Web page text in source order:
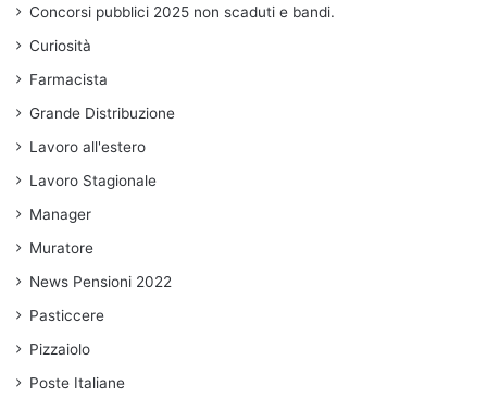
Concorsi pubblici 2025 non scaduti e bandi.
Curiosità
Farmacista
Grande Distribuzione
Lavoro all'estero
Lavoro Stagionale
Manager
Muratore
News Pensioni 2022
Pasticcere
Pizzaiolo
Poste Italiane